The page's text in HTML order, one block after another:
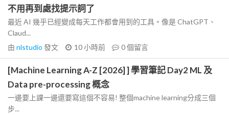
不用再到處找提示詞了
最近 AI 幾乎已經變成每天工作都會用到的工具。像是 ChatGPT、
Claud...
由 nlstudio 發文 10 小時前 0個留言
[Machine Learning A-Z [2026] ] 學習筆記 Day2 ML 及
Data pre-processing 概念
一邊要上課一邊還要寫這個不容易! 整個machine learning分成三個
步...